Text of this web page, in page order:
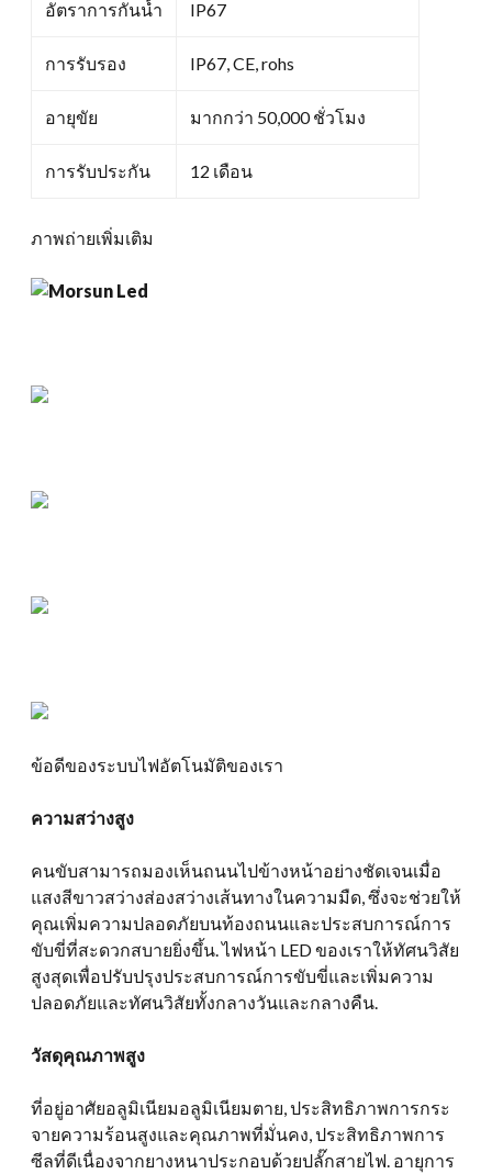
อัตราการกันน้ำ IP67
การรับรอง IP67, CE, rohs
อายุขัย มากกว่า 50,000 ชั่วโมง
การรับประกัน 12 เดือน
ภาพถ่ายเพิ่มเติม
ข้อดีของระบบไฟอัตโนมัติของเรา
ความสว่างสูง
คนขับสามารถมองเห็นถนนไปข้างหน้าอย่างชัดเจนเมื่อ
แสงสีขาวสว่างส่องสว่างเส้นทางในความมืด, ซึ่งจะช่วยให้
คุณเพิ่มความปลอดภัยบนท้องถนนและประสบการณ์การ
ขับขี่ที่สะดวกสบายยิ่งขึ้น. ไฟหน้า LED ของเราให้ทัศนวิสัย
สูงสุดเพื่อปรับปรุงประสบการณ์การขับขี่และเพิ่มความ
ปลอดภัยและทัศนวิสัยทั้งกลางวันและกลางคืน.
วัสดุคุณภาพสูง
ที่อยู่อาศัยอลูมิเนียมอลูมิเนียมตาย, ประสิทธิภาพการกระ
จายความร้อนสูงและคุณภาพที่มั่นคง, ประสิทธิภาพการ
ซีลที่ดีเนื่องจากยางหนาประกอบด้วยปลั๊กสายไฟ. อายุการ